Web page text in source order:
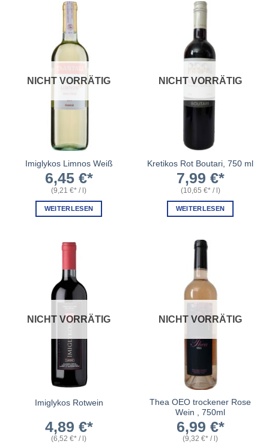
NICHT VORRÄTIG
Imiglykos Limnos Weiß
6,45 €
(9,21 € /l)
WEITERLESEN
NICHT VORRÄTIG
Kretikos Rot Boutari, 750 ml
7,99 €
(10,65 € /l)
WEITERLESEN
NICHT VORRÄTIG
Imiglykos Rotwein
4,89 €
(6,52 € / )
NICHT VORRÄTIG
Thea OEO trockener Rose
Wein , 750ml
6,99 €
(9,32 € / )